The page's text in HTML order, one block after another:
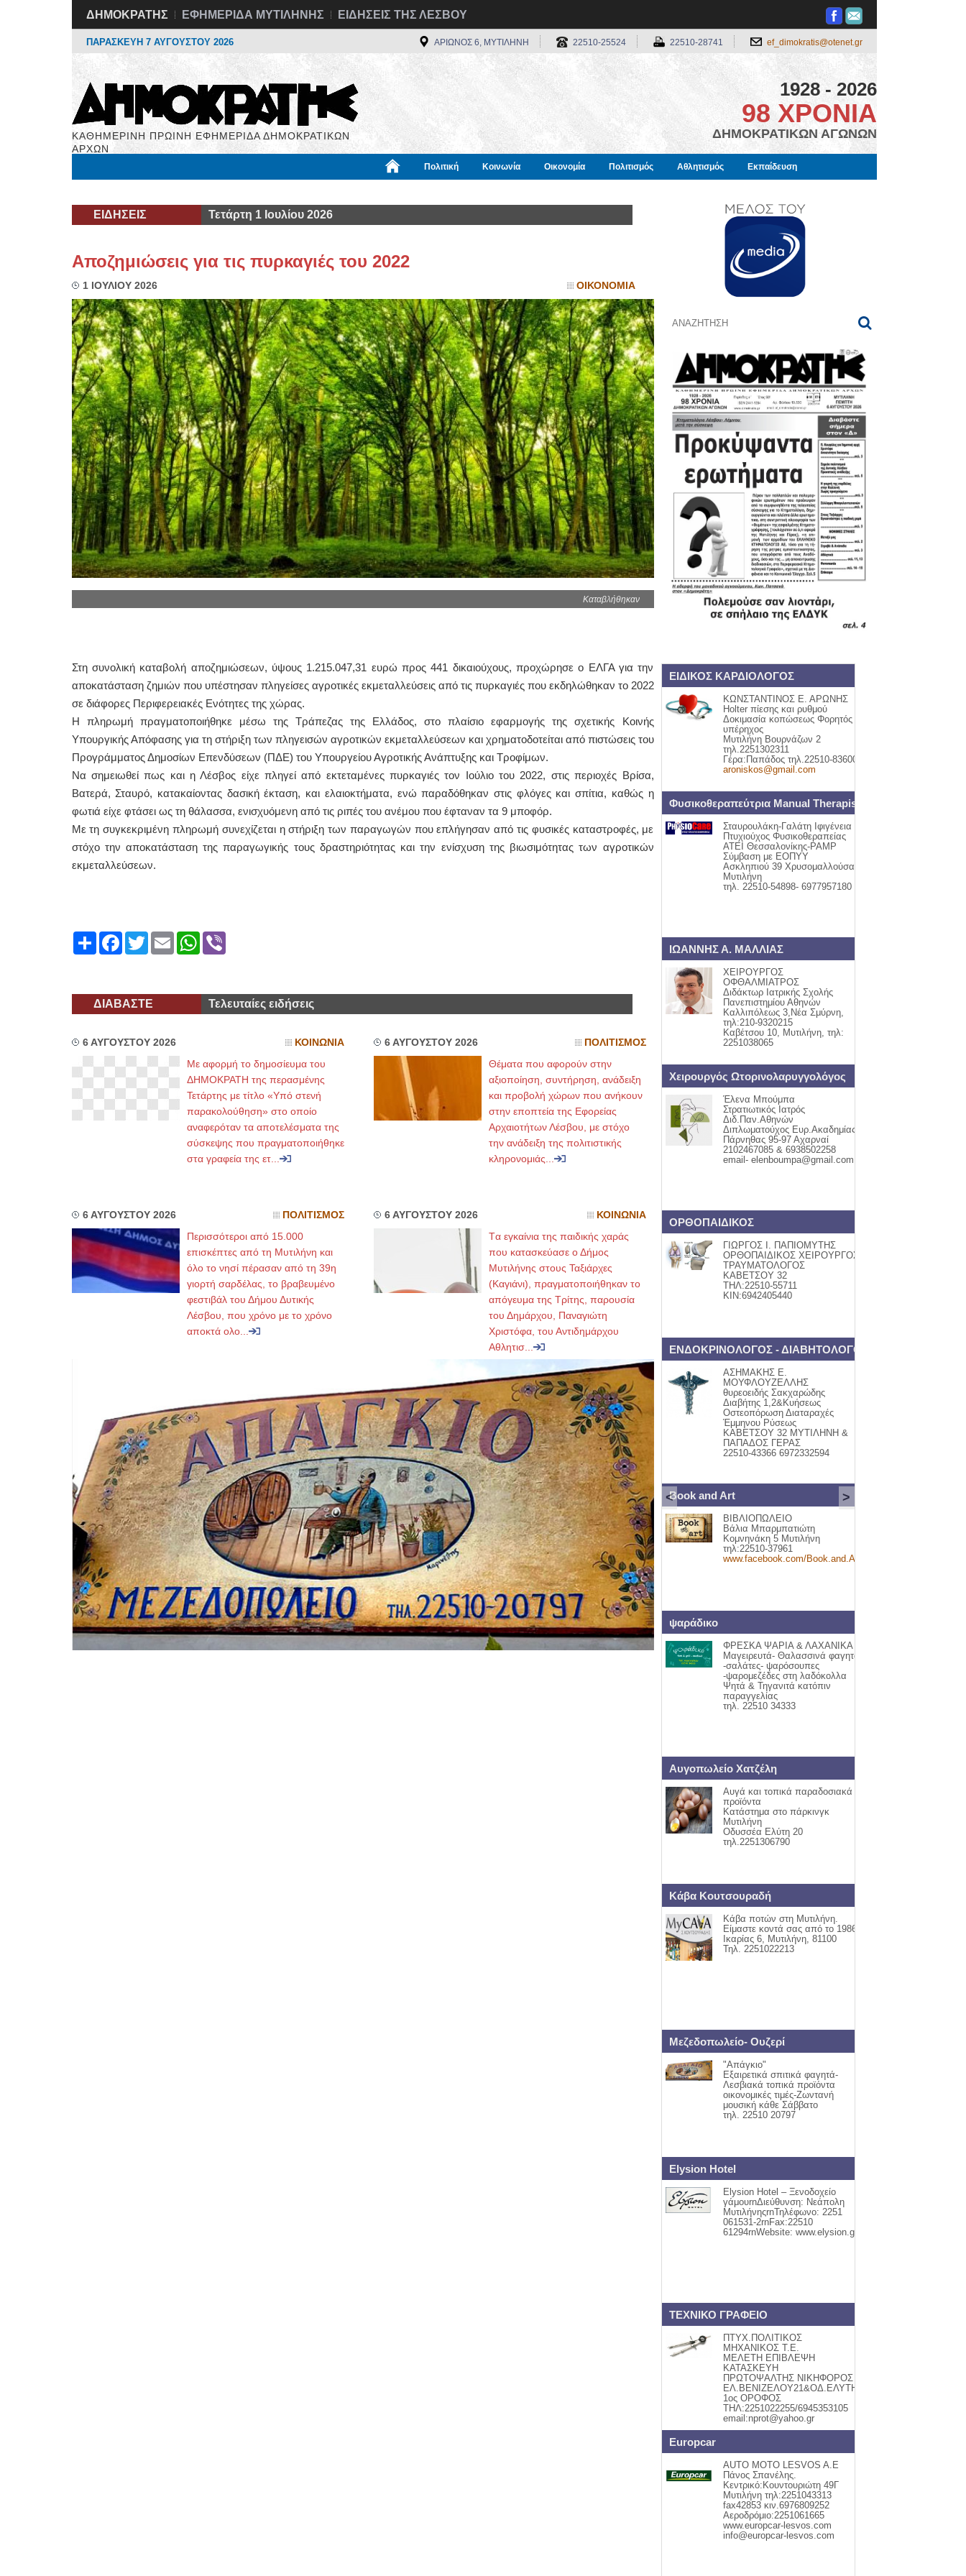
ΔΗΜΟΚΡΑΤΗΣ ΕΦΗΜΕΡΙΔΑ ΜΥΤΙΛΗΝΗΣ ΕΙΔΗΣΕΙΣ ΤΗΣ ΛΕΣΒΟΥ
ΠΑΡΑΣΚΕΥΗ 7 ΑΥΓΟΥΣΤΟΥ 2026 ΑΡΙΩΝΟΣ 6, ΜΥΤΙΛΗΝΗ 22510-25524 22510-28741 ef_dimokratis@otenet.gr
ΚΑΘΗΜΕΡΙΝΗ ΠΡΩΙΝΗ ΕΦΗΜΕΡΙΔΑ ΔΗΜΟΚΡΑΤΙΚΩΝ
ΑΡΧΩΝ
1928 - 2026
98 ΧΡΟΝΙΑ
ΔΗΜΟΚΡΑΤΙΚΩΝ ΑΓΩΝΩΝ
Πολιτική Κοινωνία Οικονομία Πολιτισμός Αθλητισμός Εκπαίδευση
ΕΙΔΗΣΕΙΣ Τετάρτη 1 Ιουλίου 2026
Αποζημιώσεις για τις πυρκαγιές του 2022
1 ΙΟΥΛΙΟΥ 2026 ΟΙΚΟΝΟΜΙΑ
Καταβλήθηκαν
Στη συνολική καταβολή αποζημιώσεων, ύψους 1.215.047,31 ευρώ προς 441 δικαιούχους, προχώρησε ο ΕΛΓΑ για την
αποκατάσταση ζημιών που υπέστησαν πληγείσες αγροτικές εκμεταλλεύσεις από τις πυρκαγιές που εκδηλώθηκαν το 2022
σε διάφορες Περιφερειακές Ενότητες της χώρας.
Η πληρωμή πραγματοποιήθηκε μέσω της Τράπεζας της Ελλάδος, στο πλαίσιο εφαρμογής της σχετικής Κοινής
Υπουργικής Απόφασης για τη στήριξη των πληγεισών αγροτικών εκμεταλλεύσεων και χρηματοδοτείται από πιστώσεις του
Προγράμματος Δημοσίων Επενδύσεων (ΠΔΕ) του Υπουργείου Αγροτικής Ανάπτυξης και Τροφίμων.
Να σημειωθεί πως και η Λέσβος είχε πληγεί από εκτεταμένες πυρκαγιές τον Ιούλιο του 2022, στις περιοχές Βρίσα,
Βατερά, Σταυρό, κατακαίοντας δασική έκταση, και ελαιοκτήματα, ενώ παραδόθηκαν στις φλόγες και σπίτια, καθώς η
φωτιά είχε φτάσει ως τη θάλασσα, ενισχυόμενη από τις ριπές του ανέμου που έφταναν τα 9 μποφόρ.
Με τη συγκεκριμένη πληρωμή συνεχίζεται η στήριξη των παραγωγών που επλήγησαν από τις φυσικές καταστροφές, με
στόχο την αποκατάσταση της παραγωγικής τους δραστηριότητας και την ενίσχυση της βιωσιμότητας των αγροτικών
εκμεταλλεύσεων.
ShareFacebook
TwitterEmailWhatsApp
Viber
ΔΙΑΒΑΣΤΕ Τελευταίες ειδήσεις
6 ΑΥΓΟΥΣΤΟΥ 2026 ΚΟΙΝΩΝΙΑ
Με αφορμή το δημοσίευμα του
ΔΗΜΟΚΡΑΤΗ της περασμένης
Τετάρτης με τίτλο «Υπό στενή
παρακολούθηση» στο οποίο
αναφερόταν τα αποτελέσματα της
σύσκεψης που πραγματοποιήθηκε
στα γραφεία της ετ...
6 ΑΥΓΟΥΣΤΟΥ 2026 ΠΟΛΙΤΙΣΜΟΣ
Θέματα που αφορούν στην
αξιοποίηση, συντήρηση, ανάδειξη
και προβολή χώρων που ανήκουν
στην εποπτεία της Εφορείας
Αρχαιοτήτων Λέσβου, με στόχο
την ανάδειξη της πολιτιστικής
κληρονομιάς...
6 ΑΥΓΟΥΣΤΟΥ 2026 ΠΟΛΙΤΙΣΜΟΣ
Περισσότεροι από 15.000
επισκέπτες από τη Μυτιλήνη και
όλο το νησί πέρασαν από τη 39η
γιορτή σαρδέλας, το βραβευμένο
φεστιβάλ του Δήμου Δυτικής
Λέσβου, που χρόνο με το χρόνο
αποκτά ολο...
6 ΑΥΓΟΥΣΤΟΥ 2026 ΚΟΙΝΩΝΙΑ
Tα εγκαίνια της παιδικής χαράς
που κατασκεύασε ο Δήμος
Μυτιλήνης στους Ταξιάρχες
(Καγιάνι), πραγματοποιήθηκαν το
απόγευμα της Τρίτης, παρουσία
του Δημάρχου, Παναγιώτη
Χριστόφα, του Αντιδημάρχου
Αθλητισ...
>
<
ΕΙΔΙΚΟΣ ΚΑΡΔΙΟΛΟΓΟΣ
ΚΩΝΣΤΑΝΤΙΝΟΣ Ε. ΑΡΩΝΗΣ
Holter πίεσης και ρυθμού
Δοκιμασία κοπώσεως Φορητός
υπέρηχος
Μυτιλήνη Βουρνάζων 2
τηλ.2251302311
Γέρα:Παπάδος τηλ.22510-83600
aroniskos@gmail.com
Φυσικοθεραπεύτρια Manual Therapist
Σταυρουλάκη-Γαλάτη Ιφιγένεια
Πτυχιούχος Φυσικοθεραπείας
ΑΤΕΙ Θεσσαλονίκης-PAMP
Σύμβαση με ΕΟΠΥΥ
Ασκληπιού 39 Χρυσομαλλούσα
Μυτιλήνη
τηλ. 22510-54898- 6977957180
ΙΩΑΝΝΗΣ Α. ΜΑΛΛΙΑΣ
ΧΕΙΡΟΥΡΓΟΣ
ΟΦΘΑΛΜΙΑΤΡΟΣ
Διδάκτωρ Ιατρικής Σχολής
Πανεπιστημίου Αθηνών
Καλλιπόλεως 3,Νέα Σμύρνη,
τηλ:210-9320215
Καβέτσου 10, Μυτιλήνη, τηλ:
2251038065
Χειρουργός Ωτορινολαρυγγολόγος
Έλενα Μπούμπα
Στρατιωτικός Ιατρός
Διδ.Παν.Αθηνών
Διπλωματούχος Ευρ.Ακαδημίας
Πάρνηθας 95-97 Αχαρναί
2102467085 & 6938502258
email- elenboumpa@gmail.com
ΟΡΘΟΠΑΙΔΙΚΟΣ
ΓΙΩΡΓΟΣ Ι. ΠΑΠΙΟΜΥΤΗΣ
ΟΡΘΟΠΑΙΔΙΚΟΣ ΧΕΙΡΟΥΡΓΟΣ
ΤΡΑΥΜΑΤΟΛΟΓΟΣ
ΚΑΒΕΤΣΟΥ 32
ΤΗΛ:22510-55711
ΚΙΝ:6942405440
ΕΝΔΟΚΡΙΝΟΛΟΓΟΣ - ΔΙΑΒΗΤΟΛΟΓΟΣ
ΑΣΗΜΑΚΗΣ Ε.
ΜΟΥΦΛΟΥΖΕΛΛΗΣ
θυρεοειδής Σακχαρώδης
Διαβήτης 1,2&Κυήσεως
Οστεοπόρωση Διαταραχές
Έμμηνου Ρύσεως
ΚΑΒΕΤΣΟΥ 32 ΜΥΤΙΛΗΝΗ &
ΠΑΠΑΔΟΣ ΓΕΡΑΣ
22510-43366 6972332594
Book and Art
ΒΙΒΛΙΟΠΩΛΕΙΟ
Βάλια Μπαρμπατιώτη
Κομνηνάκη 5 Μυτιλήνη
τηλ:22510-37961
www.facebook.com/Book.and.Art.Mytilini
ψαράδικο
ΦΡΕΣΚΑ ΨΑΡΙΑ & ΛΑΧΑΝΙΚΑ
Μαγειρευτά- Θαλασσινά φαγητά
-σαλάτες- ψαρόσουπες
-ψαρομεζέδες στη λαδόκολλα
Ψητά & Τηγανιτά κατόπιν
παραγγελίας
τηλ. 22510 34333
Αυγοπωλείο Χατζέλη
Αυγά και τοπικά παραδοσιακά
προϊόντα
Κατάστημα στο πάρκινγκ
Μυτιλήνη
Οδυσσέα Ελύτη 20
τηλ.2251306790
Κάβα Κουτσουραδή
Κάβα ποτών στη Μυτιλήνη.
Είμαστε κοντά σας από το 1986
Ικαρίας 6, Μυτιλήνη, 81100
Τηλ. 2251022213
Μεζεδοπωλείο- Ουζερί
"Απάγκιο"
Εξαιρετικά σπιτικά φαγητά-
Λεσβιακά τοπικά προϊόντα
οικονομικές τιμές-Ζωντανή
μουσική κάθε Σάββατο
τηλ. 22510 20797
Elysion Hotel
Elysion Hotel – Ξενοδοχείο
γάμουrnΔιεύθυνση: Νεάπολη
ΜυτιλήνηςrnΤηλέφωνο: 2251
061531-2rnFax:22510
61294rnWebsite: www.elysion.gr
ΤΕΧΝΙΚΟ ΓΡΑΦΕΙΟ
ΠΤΥΧ.ΠΟΛΙΤΙΚΟΣ
ΜΗΧΑΝΙΚΟΣ Τ.Ε.
ΜΕΛΕΤΗ ΕΠΙΒΛΕΨΗ
ΚΑΤΑΣΚΕΥΗ
ΠΡΩΤΟΨΑΛΤΗΣ ΝΙΚΗΦΟΡΟΣ
ΕΛ.ΒΕΝΙΖΕΛΟΥ21&ΟΔ.ΕΛΥΤΗ
1ος ΟΡΟΦΟΣ
ΤΗΛ:2251022255/6945353105
email:nprot@yahoo.gr
Europcar
AUTO MOTO LESVOS A.E
Πάνος Σπανέλης.
Κεντρικό:Κουντουριώτη 49Γ
Μυτιλήνη τηλ:2251043313
fax42853 κιν.6976809252
Αεροδρόμιο:2251061665
www.europcar-lesvos.com
info@europcar-lesvos.com